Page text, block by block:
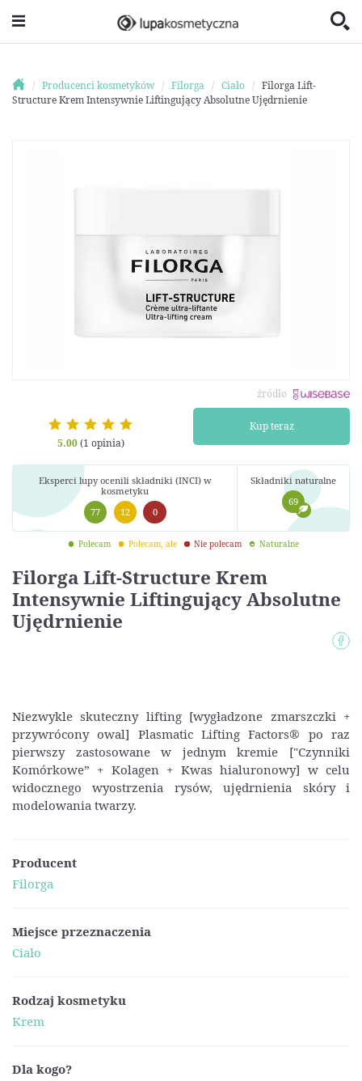
Producenci kosmetyków Filorga Ciało
Filorga Lift-
Structure Krem Intensywnie Liftingujący Absolutne Ujędrnienie
Filorga Lift-Structure Krem
Intensywnie Liftingujący Absolutne
Ujędrnienie
źródło
5.00(1 opinia)
Kup teraz
Eksperci lupy ocenili składniki (INCI) w
kosmetyku
77
12 0
Składniki naturalne
69
Polecam Polecam, ale Nie polecam Naturalne
Niezwykle skuteczny lifting [wygładzone zmarszczki +
przywrócony owal] Plasmatic Lifting Factors® po raz
pierwszy zastosowane w jednym kremie ["Czynniki
Komórkowe” + Kolagen + Kwas hialuronowy] w celu
widocznego wyostrzenia rysów, ujędrnienia skóry i
modelowania twarzy.
Producent
Filorga
Miejsce przeznaczenia
Ciało
Rodzaj kosmetyku
Krem
Dla kogo?